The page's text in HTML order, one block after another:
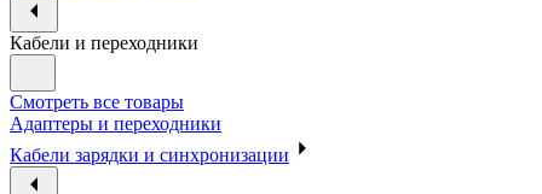
Кабели и переходники
Смотреть все товары
Адаптеры и переходники
Кабели зарядки и синхронизации